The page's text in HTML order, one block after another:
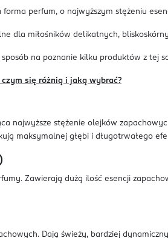
perfum, o najwyższym stężeniu
dla miłośników delikatnych,
na poznanie kilku produktów z tej
się różnią i jaką wybrać?
najwyższe stężenie olejków
maksymalnej głębi i długotrwałego
Zawierają dużą ilość esencji
Dają świeży, bardziej